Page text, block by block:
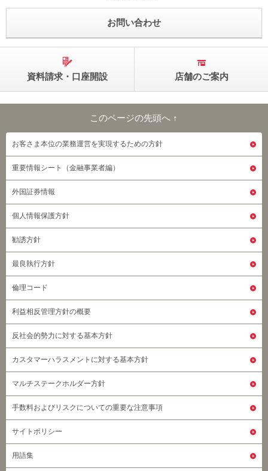
お問い合わせ
資料請求・口座開設 店舗のご案内
このページの先頭へ
このページの先頭へ ↑
お客さま本位の業務運営を実現するための方針
重要情報シート（金融事業者編）
外国証券情報
個人情報保護方針
勧誘方針
最良執行方針
倫理コード
利益相反管理方針の概要
反社会的勢力に対する基本方針
カスタマーハラスメントに対する基本方針
マルチステークホルダー方針
手数料およびリスクについての重要な注意事項
サイトポリシー
用語集